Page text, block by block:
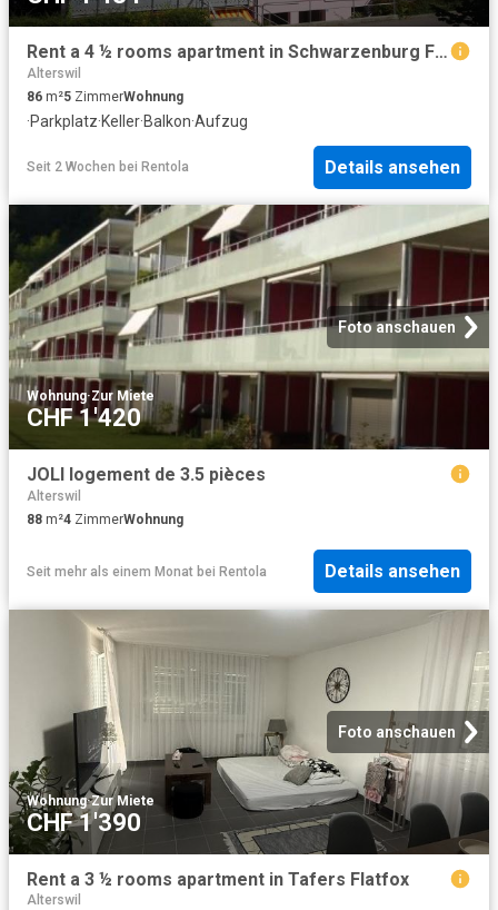
Rent a 4 ½ rooms apartment in Schwarzenburg Flatfox
Alterswil
86 m²5 ZimmerWohnung
·Parkplatz·Keller·Balkon·Aufzug
Seit 2 Wochen bei Rentola Details ansehen
Foto anschauen
Wohnung·Zur Miete
CHF 1'420
JOLI logement de 3.5 pièces
Alterswil
88 m²4 ZimmerWohnung
Seit mehr als einem Monat bei Rentola Details ansehen
Foto anschauen
Wohnung·Zur Miete
CHF 1'390
Rent a 3 ½ rooms apartment in Tafers Flatfox
Alterswil